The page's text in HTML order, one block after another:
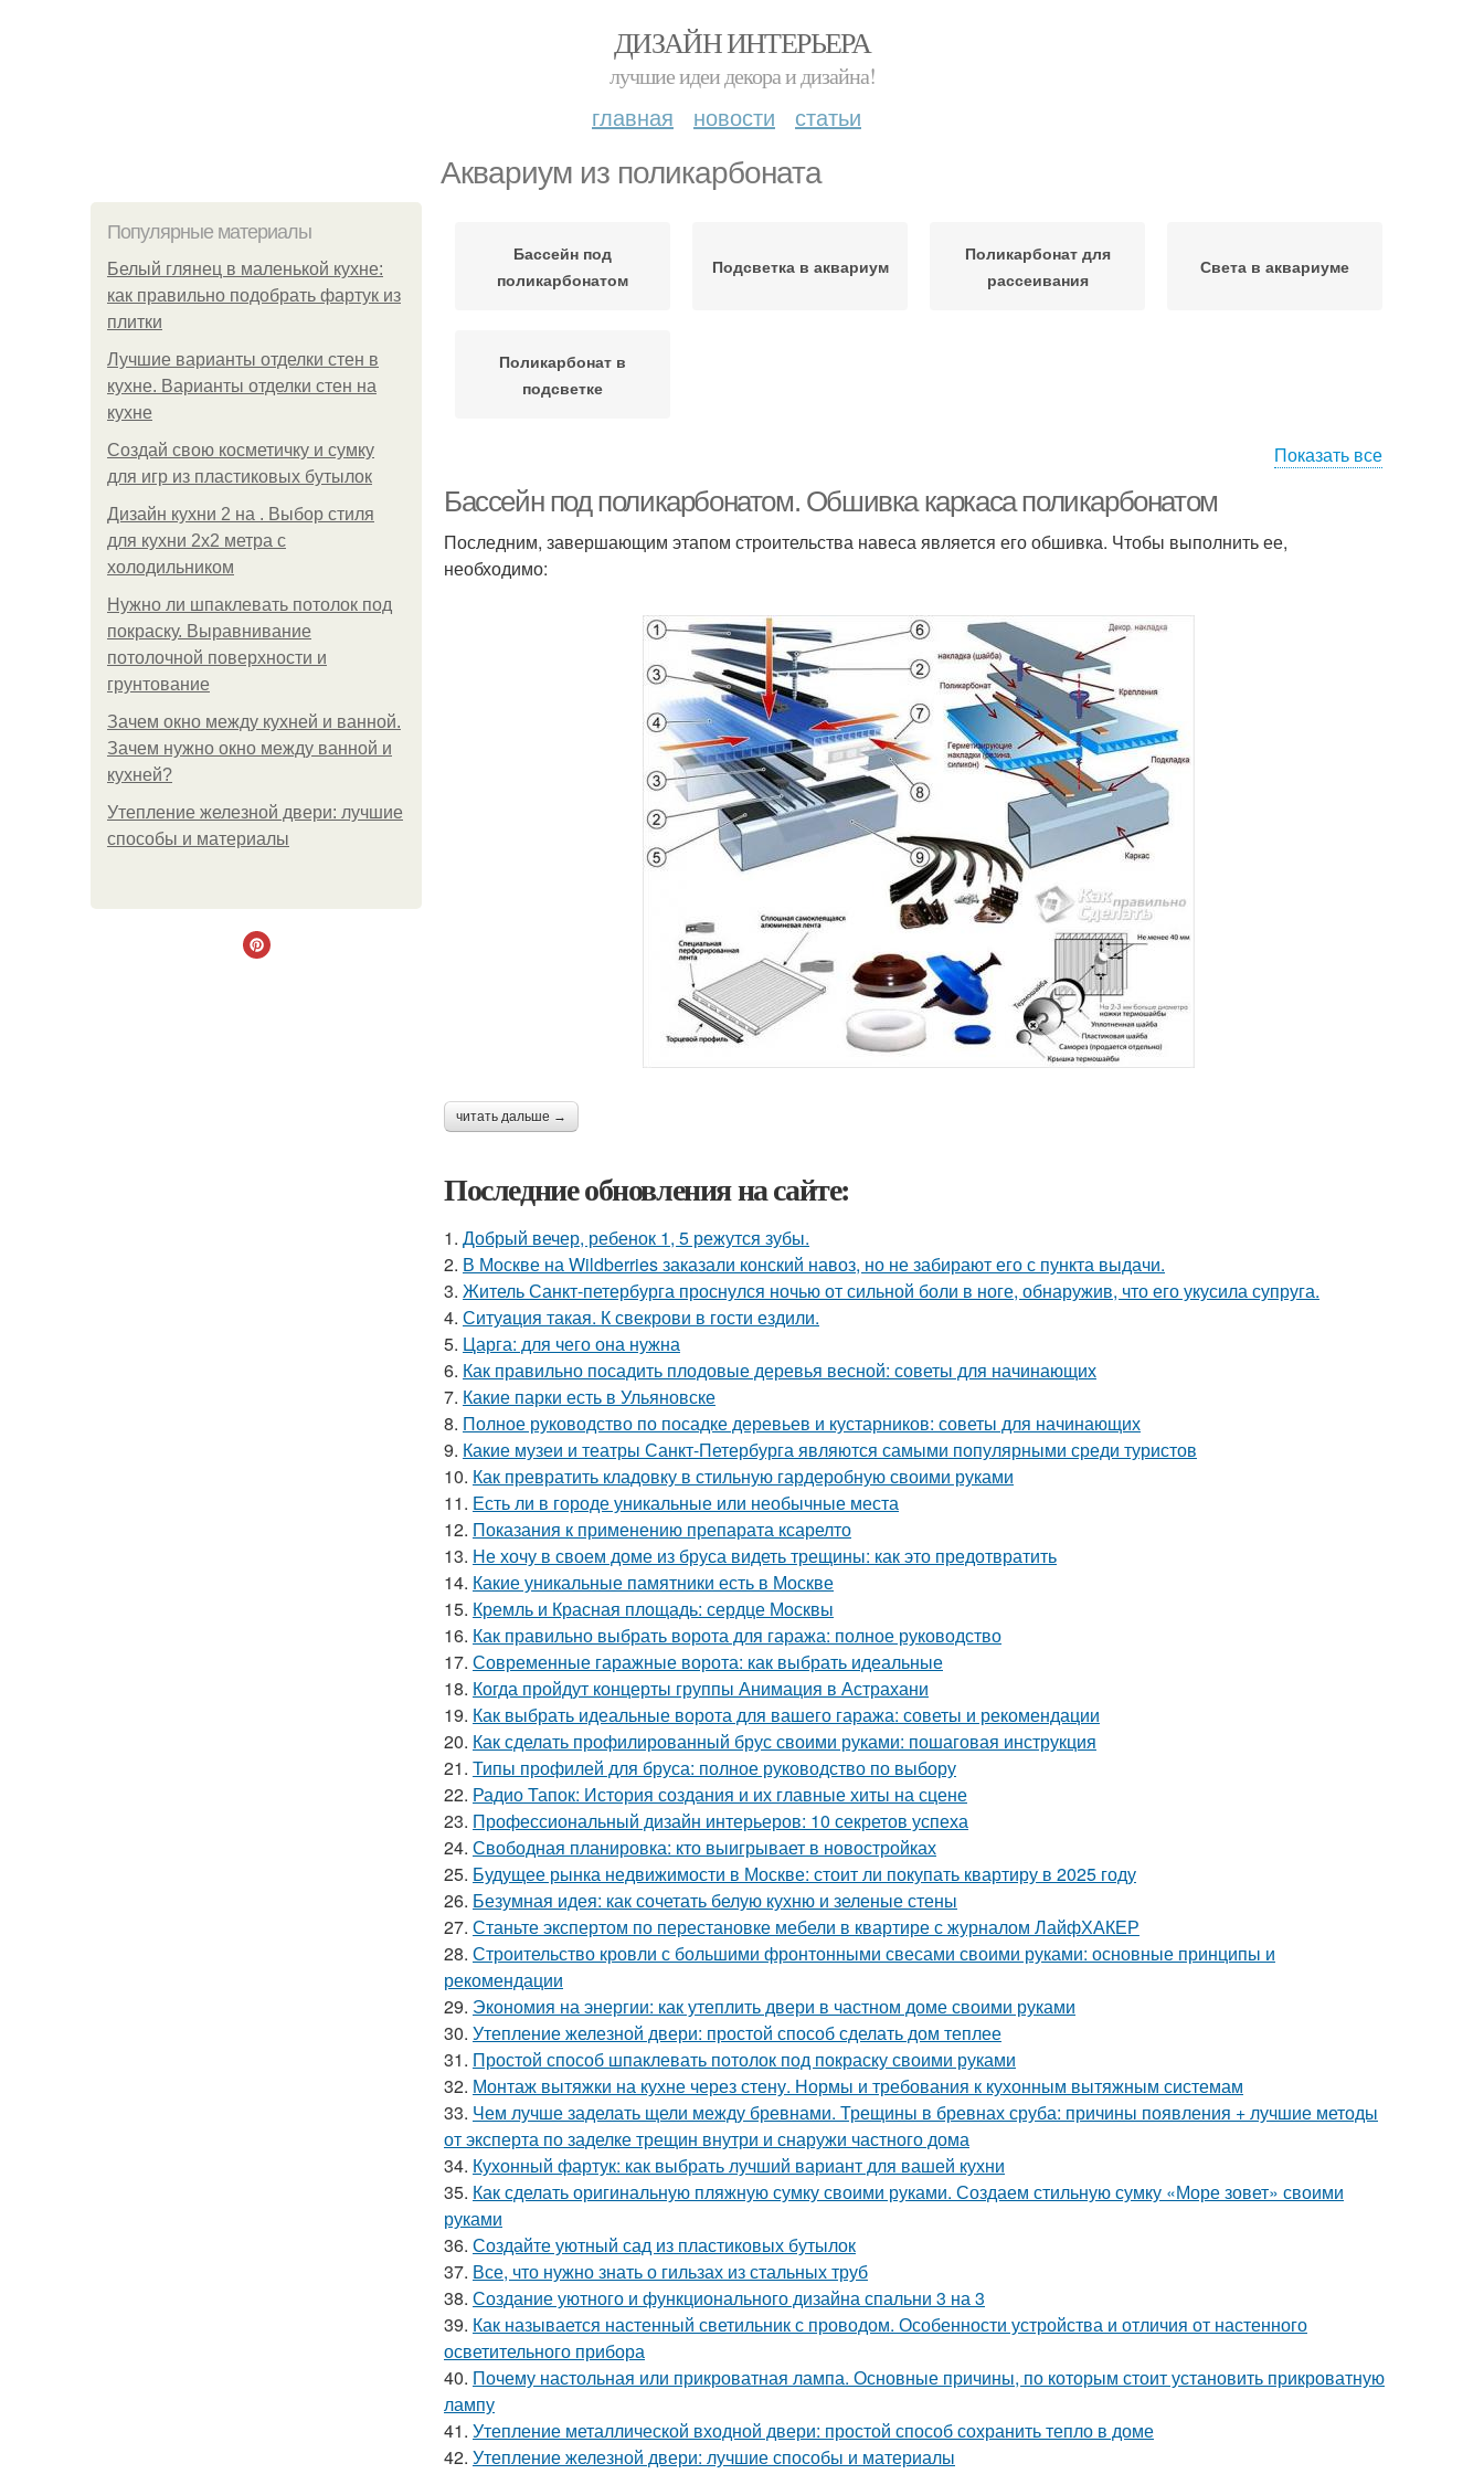
ДИЗАЙН ИНТЕРЬЕРА
лучшие идеи декора и дизайна!
главная новости статьи
Аквариум из поликарбоната
Популярные материалы
Белый глянец в маленькой кухне:
как правильно подобрать фартук из
плитки
Лучшие варианты отделки стен в
кухне. Варианты отделки стен на
кухне
Создай свою косметичку и сумку
для игр из пластиковых бутылок
Дизайн кухни 2 на . Выбор стиля
для кухни 2х2 метра с
холодильником
Нужно ли шпаклевать потолок под
покраску. Выравнивание
потолочной поверхности и
грунтование
Зачем окно между кухней и ванной.
Зачем нужно окно между ванной и
кухней?
Утепление железной двери: лучшие
способы и материалы
Бассейн под
поликарбонатом
Подсветка в аквариум
Поликарбонат для
рассеивания
Света в аквариуме
Поликарбонат в
подсветке
Показать все
Бассейн под поликарбонатом. Обшивка каркаса поликарбонатом
Последним, завершающим этапом строительства навеса является его обшивка. Чтобы выполнить ее,
необходимо:
читать дальше →
Последние обновления на сайте:
1. Добрый вечер, ребенок 1, 5 режутся зубы.
2. В Москве на Wildberries заказали конский навоз, но не забирают его с пункта выдачи.
3. Житель Санкт-петербурга проснулся ночью от сильной боли в ноге, обнаружив, что его укусила супруга.
4. Ситуaция такая. К свекрови в гости ездили.
5. Царга: для чего она нужна
6. Как правильно посадить плодовые деревья весной: советы для начинающих
7. Какие парки есть в Ульяновске
8. Полное руководство по посадке деревьев и кустарников: советы для начинающих
9. Какие музеи и театры Санкт-Петербурга являются самыми популярными среди туристов
10. Как превратить кладовку в стильную гардеробную своими руками
11. Есть ли в городе уникальные или необычные места
12. Показания к применению препарата ксарелто
13. Не хочу в своем доме из бруса видеть трещины: как это предотвратить
14. Какие уникальные памятники есть в Москве
15. Кремль и Красная площадь: сердце Москвы
16. Как правильно выбрать ворота для гаража: полное руководство
17. Современные гаражные ворота: как выбрать идеальные
18. Когда пройдут концерты группы Анимация в Астрахани
19. Как выбрать идеальные ворота для вашего гаража: советы и рекомендации
20. Как сделать профилированный брус своими руками: пошаговая инструкция
21. Типы профилей для бруса: полное руководство по выбору
22. Радио Тапок: История создания и их главные хиты на сцене
23. Профессиональный дизайн интерьеров: 10 секретов успеха
24. Свободная планировка: кто выигрывает в новостройках
25. Будущее рынка недвижимости в Москве: стоит ли покупать квартиру в 2025 году
26. Безумная идея: как сочетать белую кухню и зеленые стены
27. Станьте экспертом по перестановке мебели в квартире с журналом ЛайфХАКЕР
28. Строительство кровли с большими фронтонными свесами своими руками: основные принципы и
рекомендации
29. Экономия на энергии: как утеплить двери в частном доме своими руками
30. Утепление железной двери: простой способ сделать дом теплее
31. Простой способ шпаклевать потолок под покраску своими руками
32. Монтаж вытяжки на кухне через стену. Нормы и требования к кухонным вытяжным системам
33. Чем лучше заделать щели между бревнами. Трещины в бревнах сруба: причины появления + лучшие методы
от эксперта по заделке трещин внутри и снаружи частного дома
34. Кухонный фартук: как выбрать лучший вариант для вашей кухни
35. Как сделать оригинальную пляжную сумку своими руками. Создаем стильную сумку «Море зовет» своими
руками
36. Создайте уютный сад из пластиковых бутылок
37. Все, что нужно знать о гильзах из стальных труб
38. Создание уютного и функционального дизайна спальни 3 на 3
39. Как называется настенный светильник с проводом. Особенности устройства и отличия от настенного
осветительного прибора
40. Почему настольная или прикроватная лампа. Основные причины, по которым стоит установить прикроватную
лампу
41. Утепление металлической входной двери: простой способ сохранить тепло в доме
42. Утепление железной двери: лучшие способы и материалы